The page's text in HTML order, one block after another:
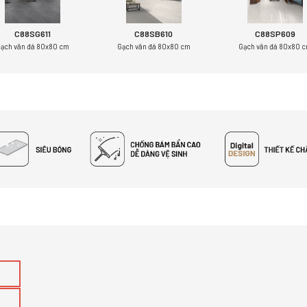
C88SG611
vân đá 80x80 cm
C88SB610
Gạch vân đá 80x80 cm
C88SP609
Gạch vân đá 80x80